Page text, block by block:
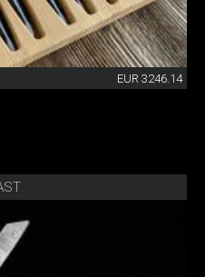
EUR 3246.14